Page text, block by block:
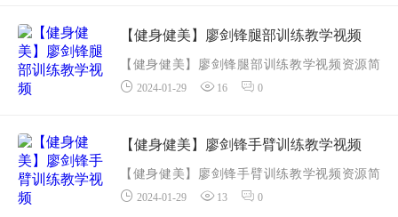
肩颈第三节.mp4
肩颈第四节.mp4
肩颈第五第六节.mp4
【健身健美】廖剑锋腿部训练教学视频
【健身健美】廖剑锋腿部训练教学视频资源简
介： 课程目录
2、固定器械腿屈伸.mp4
3、固定器械腿弯举.mp4
4、倒蹬.mp4
2024-01-29 16 0
【健身健美】廖剑锋手臂训练教学视频
【健身健美】廖剑锋手臂训练教学视频资源简
介： 课程目录
2024-01-29 13 0